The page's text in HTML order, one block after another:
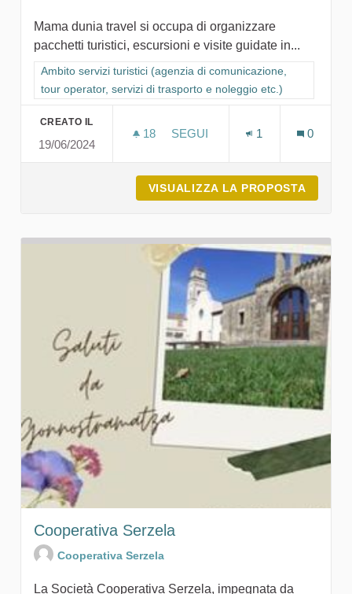
Mama dunia travel si occupa di organizzare
pacchetti turistici, escursioni e visite guidate in...
Filtra i risultati per categoria: Ambito servizi turistici (agenzia
Ambito servizi turistici (agenzia di comunicazione,
tour operator, servizi di trasporto e noleggio etc.)
CREATO IL
19/06/2024
18 18 SOSTENITORI
SEGUI
1 0
VISUALIZZA LA PROPOSTA
Cooperativa Serzela
Cooperativa Serzela
La Società Cooperativa Serzela, impegnata da